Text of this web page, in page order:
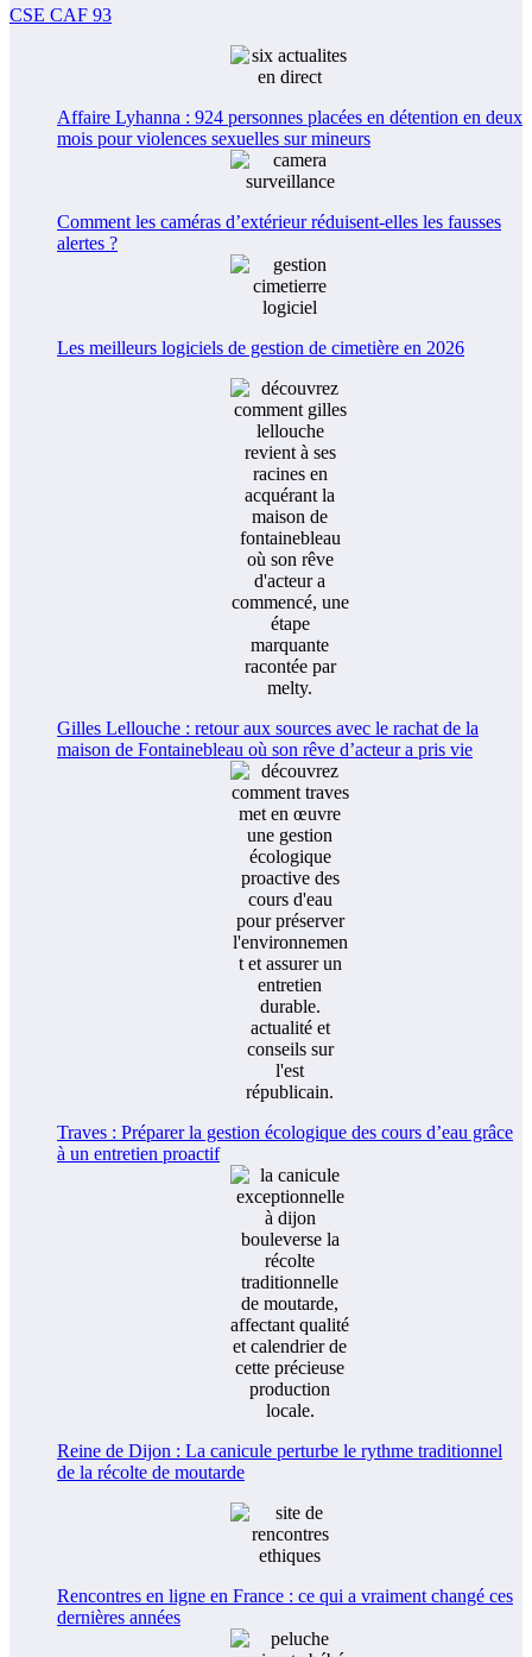
CSE CAF 93
Affaire Lyhanna : 924 personnes placées en détention en deux
mois pour violences sexuelles sur mineurs
Comment les caméras d’extérieur réduisent-elles les fausses
alertes ?
Les meilleurs logiciels de gestion de cimetière en 2026
Gilles Lellouche : retour aux sources avec le rachat de la
maison de Fontainebleau où son rêve d’acteur a pris vie
Traves : Préparer la gestion écologique des cours d’eau grâce
à un entretien proactif
Reine de Dijon : La canicule perturbe le rythme traditionnel
de la récolte de moutarde
Rencontres en ligne en France : ce qui a vraiment changé ces
dernières années